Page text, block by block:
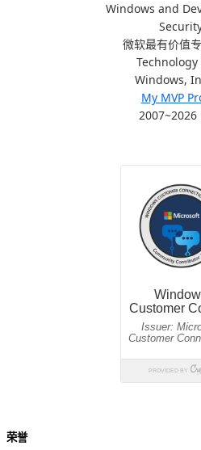
Windows and
微软最有价值
Technology
Windows,
My MVP
2007~2026
荣誉